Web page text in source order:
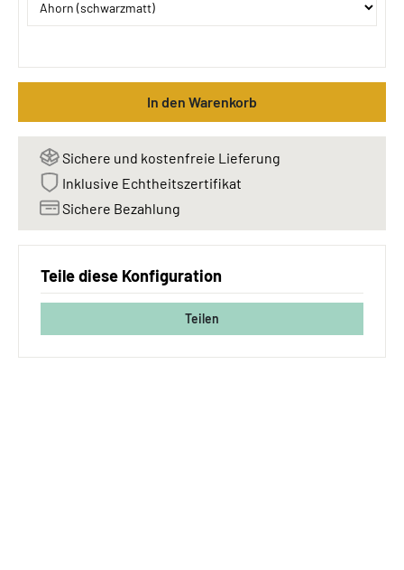
In den Warenkorb
Sichere und kostenfreie Lieferung
Inklusive Echtheitszertifikat
Sichere Bezahlung
Teile diese Konfiguration
Teilen